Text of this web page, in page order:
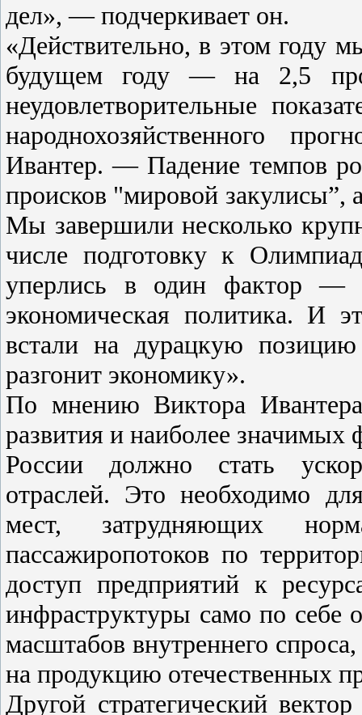
дел», — подчеркивает он.
«Действительно, в этом году
будущем году — на 2,5
неудовлетворительные
народнохозяйственного
Ивантер. — Падение темпов
происков "мировой закулисы”,
Мы завершили несколько
числе подготовку к
уперлись в один фактор —
экономическая политика. И
встали на дурацкую
разгонит экономику».
По мнению Виктора
развития и наиболее значимых
России должно стать
отраслей. Это необходимо
мест, затрудняющих
пассажиропотоков по
доступ предприятий к
инфраструктуры само по себе
масштабов внутреннего
на продукцию отечественных
Другой стратегический